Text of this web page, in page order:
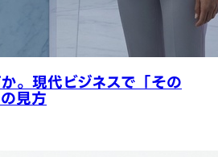
。現代ビジネスで「その
見方